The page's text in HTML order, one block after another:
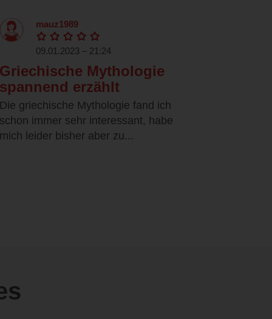
mauz1989
09.01.2023 – 21:24
Griechische Mythologie
spannend erzählt
Die griechische Mythologie fand ich
schon immer sehr interessant, habe
mich leider bisher aber zu...